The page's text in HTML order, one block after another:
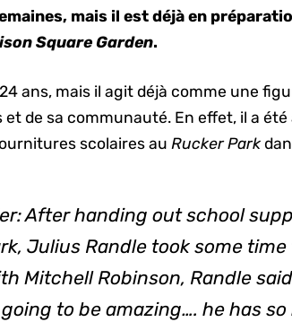
mais il est déjà en
Square Garden.
24 ans, mais il agit déjà comme une
et de sa communauté. En effet, il a été
scolaires auRucker Park
After handing out school
Julius Randle took some time
Mitchell Robinson, Randle
to be amazing…. he has